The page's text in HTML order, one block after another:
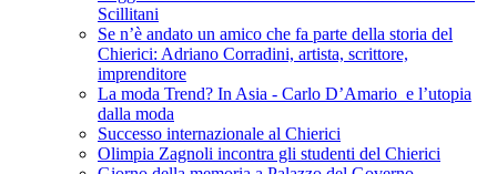
Scillitani
Se n’è andato un amico che fa parte della storia del
Chierici: Adriano Corradini, artista, scrittore,
imprenditore
La moda Trend? In Asia - Carlo D’Amario e l’utopia
dalla moda
Successo internazionale al Chierici
Olimpia Zagnoli incontra gli studenti del Chierici